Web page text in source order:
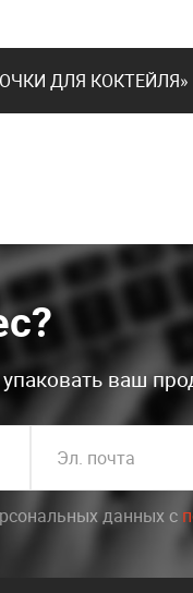
ДЛЯ КОКТЕЙЛЯ»
ваш
Эл. почта
данных c